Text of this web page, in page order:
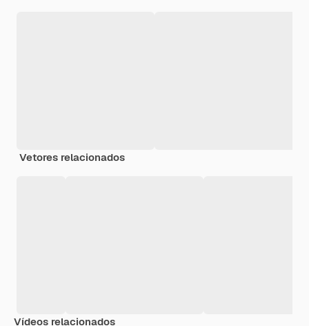
Vetores relacionados
Vídeos relacionados